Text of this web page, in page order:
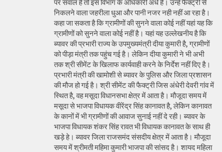
पर सवाल है तो इस विभाग के अधिकारी अंधे है। उन्हें फैक्ट्री से
निकलने वाला जहरीला धुआ और पानी नजर नही नहीं आ रहा है।
कहा जा सकता है कि ग्रामीणों की सुनने वाला कोई नहीं यहां यह कि
ग्रामीणों को सुनने वाला कोई नहीं है। यहां यह उल्लेखनीय है कि
ब्यावर की प्रभारी राज्य के उपमुख्यमंत्री दीया कुमारी है, ग्रामीणों
को पीड़ा मंत्री तक पहुंच गई है। लेकिन दीया कुमारी ने भी अभी
तक श्री सीमेंट के खिलाफ कार्यवाही करने के निर्देश नहीं दिए है।
प्रभारी मंत्री की खामोशी से ब्यावर के पुलिस और जिला प्रशासन
की मौज हो गई है। श्री सीमेंट की फैक्ट्री जिस अंधेरी देवरी गांव में
स्थित है, वह मसूदा विधानसभा क्षेत्र में आता है। मौजूदा समय में
मसूदा से भाजपा विधायक वीरेंद्र सिंह कानावत है, लेकिन कानावत
के कानों में भी ग्रामीणों की आवाज सुनाई नहीं दे रही। ब्यावर के
भाजपा विधायक शंकर सिंह रावत भी विधायक कानावत के साथ ही
खड़े हे। ब्यावर जिला राजसमंद संसदीय क्षेत्र में आता है। मौजूदा
समय में श्रीमती महिमा कुमारी भाजपा की सांसद है। शायद महिला